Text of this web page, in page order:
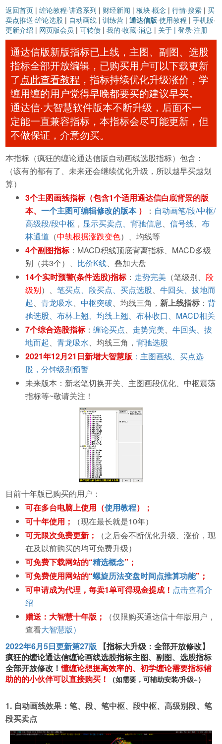
返回首页 |缠论教程·讲透系列 | 财经新闻 |板块·概念 |行情·搜索 |买
卖点推送·缠论选股 | 自动画线 |训练营 |通达信版·使用教程 |手机版·
更新介绍 | 网页版会员 |可转债 |我的·收藏·消息 | 关于 | 登录·注册
通达信版新版指标已上线，主图、副图、选股
指标全部开放编辑，已购买用户可以下载更新
了点此查看教程 ，指标持续优化升级涨价，学
缠用缠的用户觉得早晚都要买的建议早买。
通达信·大智慧软件版本不断升级，后面不一
定能一直兼容指标，本指标会尽可能更新，但
不做保证，介意勿买。
本指标（疯狂的缠论通达信版自动画线选股指标）包含：
（该有的都有了、未来还会继续优化升级，所以越早买越划
算）
3个主图画线指标（包含1个适用通达信白底背景的版
本、一个主图可编辑修改的版本） ： 自动画笔/段/中枢/
高级段/段中枢 ， 显示买卖点、背驰信息、信号线、布
林通道 （中轨根据涨跌变色）、均线等
4个副图指标：MACD积线顶底背离指标、MACD多级
别（共3个）、 比价K线、叠加大盘
14个实时预警(条件选股)指标： 走势完美 （笔级别、段
级别）、笔买点、段买点、买点选股、牛回头、拔地而
起、青龙吸水、 中枢突破、均线三角，新上线指标 ：背
驰选股、布林上翘、均线上翘、布林收口、MACD相关
7个综合选股指标：缠论买点、 走势完美、牛回头、拔
地而起、青龙吸水、均线三角，背驰选股
2021年12月21日新增大智慧版 ：主图画线、买点选
股，分钟级别预警
未来版本：新老笔切换开关、主图画段优化、中枢震荡
指标等~敬请关注！
目前十年版已购买的用户：
可在多台电脑上使用（使用教程）；
可十年使用；
（现在最长就是10年）
可无限次免费更新；
（之后会不断优化升级、涨价，现
在及以前购买的均可免费升级）
可免费下载网站的“精选概念”；
可免费使用网站的“螺旋历法变盘时间点推算功能”；
可申请成为代理，每卖1单可得现金提成！ 点击查看介
绍
赠送：大智慧十年版；
（仅限购买通达信十年版用户，
查看大智慧版）
2022年6月5日更新第27版 【指标大升级：全部开放修改】
疯狂的缠论通达信缠论画线选股指标主图、副图、选股指标
全部开放修改！懂缠论想提高效率的、初学缠论需要指标辅
助的的小伙伴可以直接购买！
（如需要，可辅助安装/升级~）
1. 自动画线效果：笔、段、笔中枢、段中枢、高级别段、笔
段买卖点